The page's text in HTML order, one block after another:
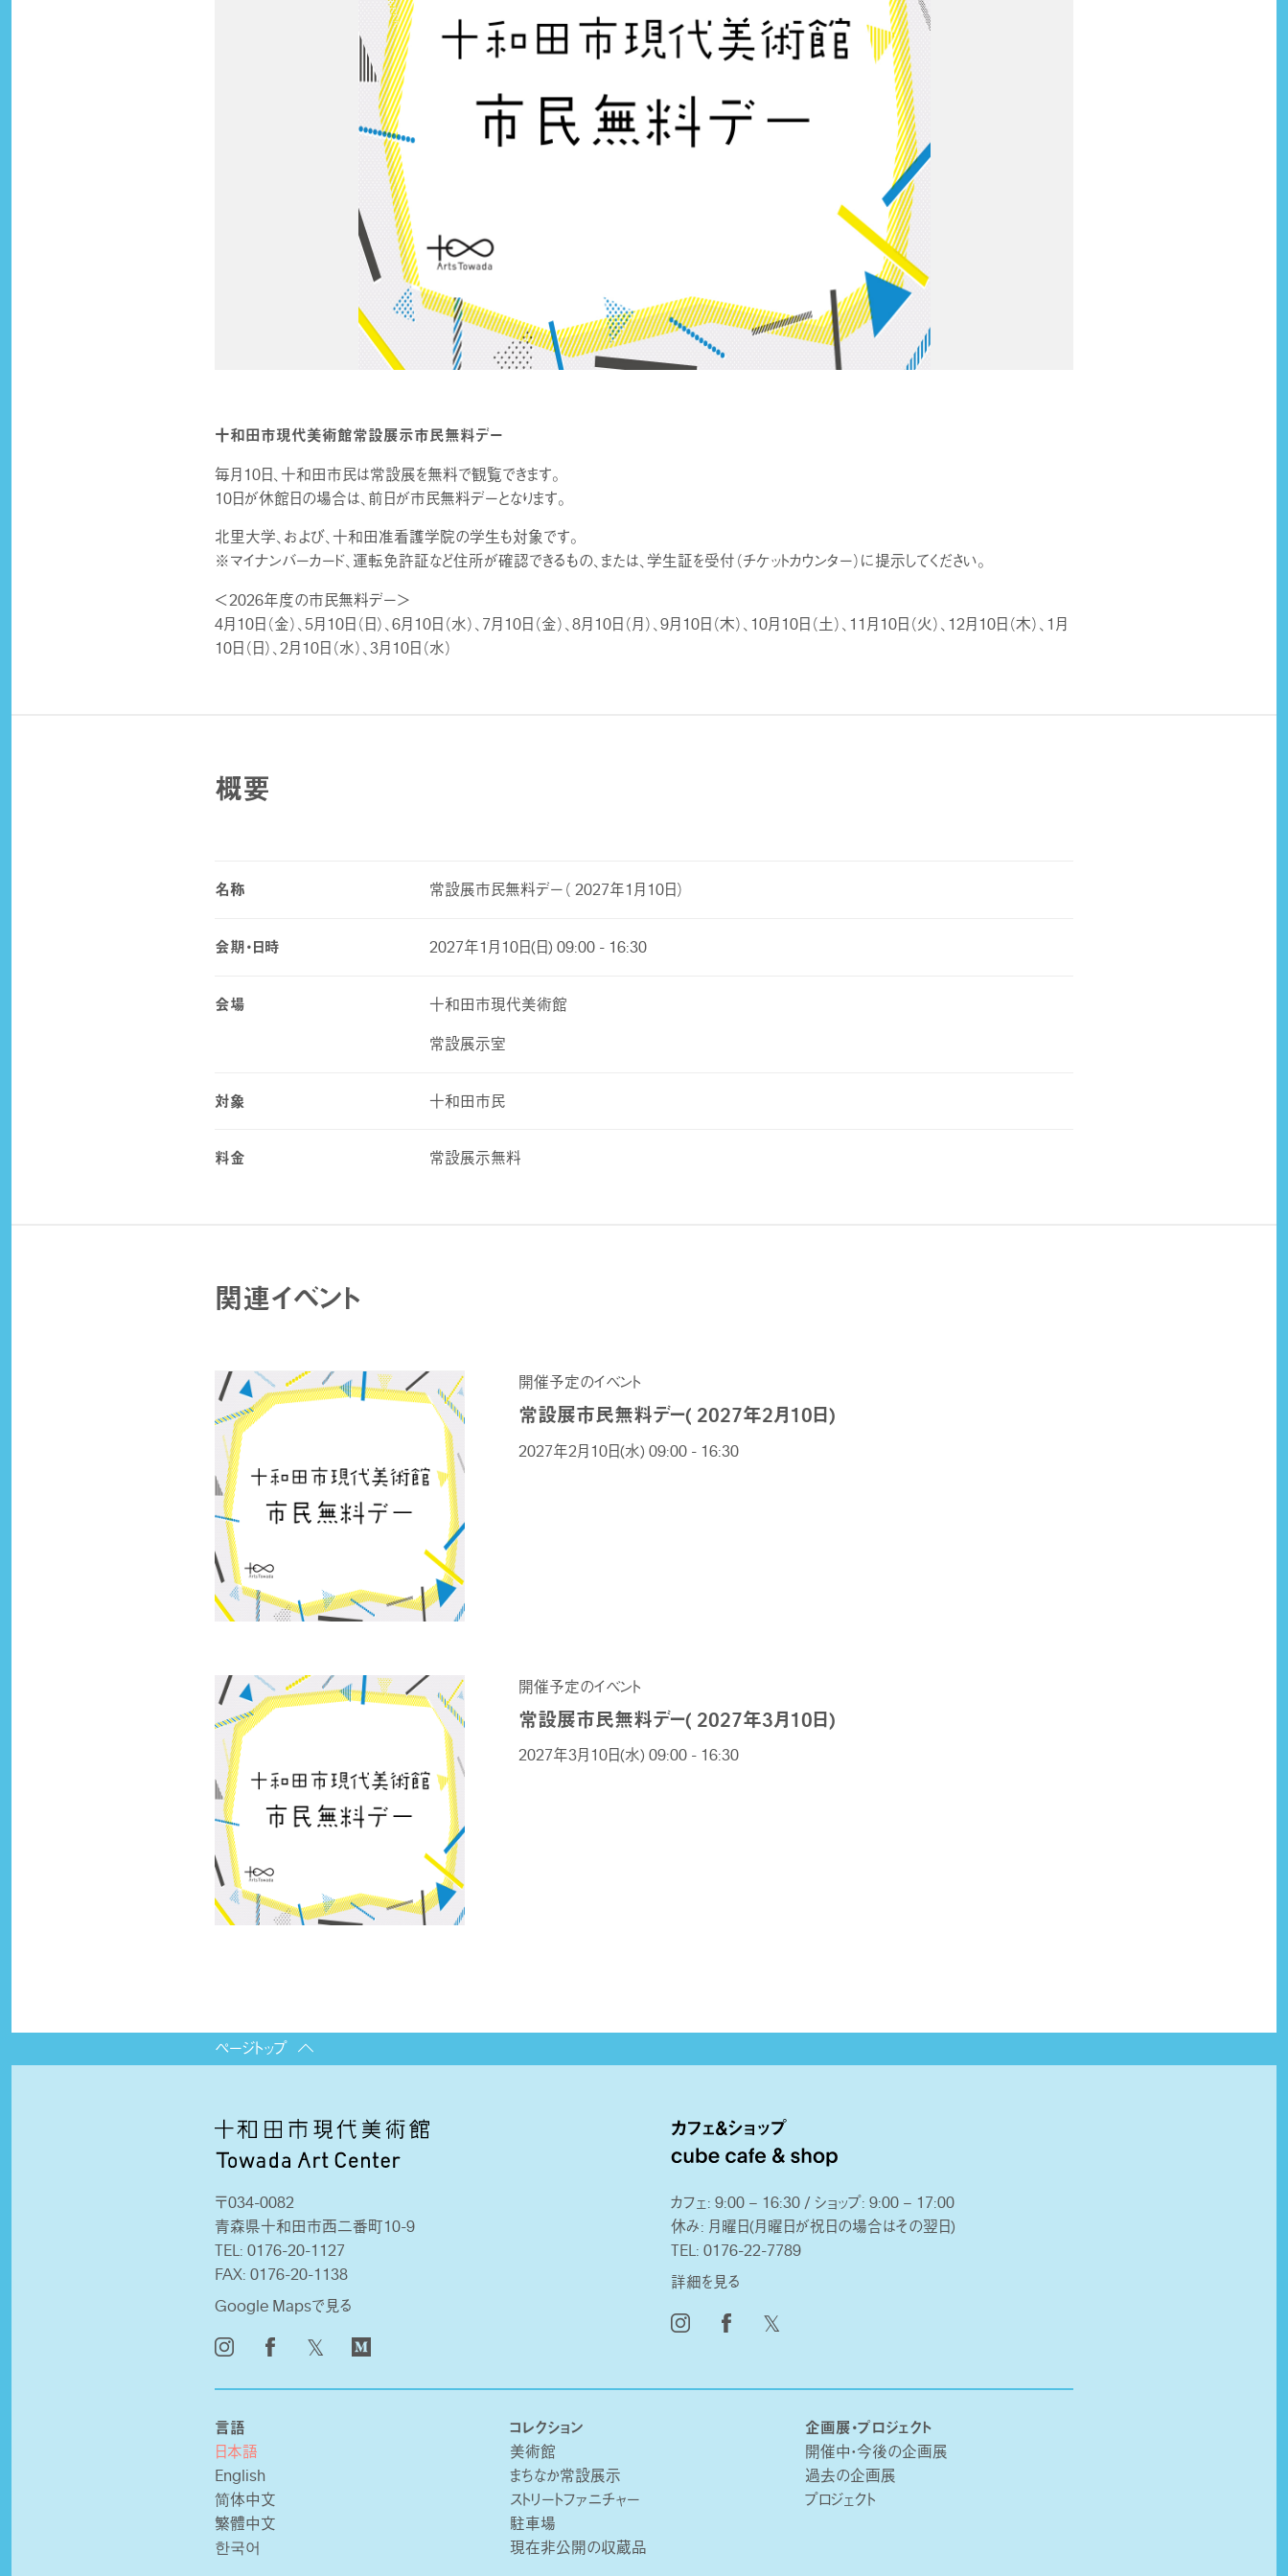
十和田市現代美術館常設展示市民無料デー
毎月10日、十和田市民は常設展を無料で観覧できます。
10日が休館日の場合は、前日が市民無料デーとなります。
北里大学、および、十和田准看護学院の学生も対象です。
※マイナンバーカード、運転免許証など住所が確認できるもの、または、学生証を受付（チケットカウンター）に提示してください。
＜2026年度の市民無料デー＞
4月10日（金）、5月10日（日）、6月10日（水）、7月10日（金）、8月10日（月）、9月10日（木）、10月10日（土）、11月10日（火）、12月10日（木）、1月
10日（日）、2月10日（水）、3月10日（水）
概要
名称 常設展市民無料デー（ 2027年1月10日）
会期・日時 2027年1月10日(日) 09:00 - 16:30
会場
十和田市現代美術館
常設展示室
対象 十和田市民
料金 常設展示無料
関連イベント
開催予定のイベント
常設展市民無料デー( 2027年2月10日)
2027年2月10日(水) 09:00 - 16:30
開催予定のイベント
常設展市民無料デー( 2027年3月10日)
2027年3月10日(水) 09:00 - 16:30
ページトップ
〒034-0082
青森県十和田市西二番町10-9
TEL: 0176-20-1127
FAX: 0176-20-1138
Google Mapsで見る
𝕏
カフェ: 9:00 – 16:30 / ショップ: 9:00 – 17:00
休み: 月曜日(月曜日が祝日の場合はその翌日)
TEL: 0176-22-7789
詳細を見る
𝕏
言語
日本語
English
简体中文
繁體中文
한국어
コレクション
美術館
まちなか常設展示
ストリートファニチャー
駐車場
現在非公開の収蔵品
企画展・プロジェクト
開催中・今後の企画展
過去の企画展
プロジェクト